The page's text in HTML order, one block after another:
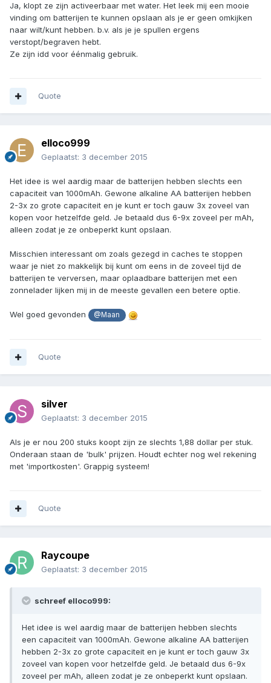
Ja, klopt ze zijn activeerbaar met water. Het leek mij een mooie
vinding om batterijen te kunnen opslaan als je er geen omkijken
naar wilt/kunt hebben. b.v. als je je spullen ergens
verstopt/begraven hebt.
Ze zijn idd voor éénmalig gebruik.
Quote
elloco999
Geplaatst: 3 december 2015
Het idee is wel aardig maar de batterijen hebben slechts een
capaciteit van 1000mAh. Gewone alkaline AA batterijen hebben
2-3x zo grote capaciteit en je kunt er toch gauw 3x zoveel van
kopen voor hetzelfde geld. Je betaald dus 6-9x zoveel per mAh,
alleen zodat je ze onbeperkt kunt opslaan.
Misschien interessant om zoals gezegd in caches te stoppen
waar je niet zo makkelijk bij kunt om eens in de zoveel tijd de
batterijen te verversen, maar oplaadbare batterijen met een
zonnelader lijken mij in de meeste gevallen een betere optie.
Wel goed gevonden @Maan
Quote
silver
Geplaatst: 3 december 2015
Als je er nou 200 stuks koopt zijn ze slechts 1,88 dollar per stuk.
Onderaan staan de 'bulk' prijzen. Houdt echter nog wel rekening
met 'importkosten'. Grappig systeem!
Quote
Raycoupe
Geplaatst: 3 december 2015
schreef elloco999:
Het idee is wel aardig maar de batterijen hebben slechts
een capaciteit van 1000mAh. Gewone alkaline AA batterijen
hebben 2-3x zo grote capaciteit en je kunt er toch gauw 3x
zoveel van kopen voor hetzelfde geld. Je betaald dus 6-9x
zoveel per mAh, alleen zodat je ze onbeperkt kunt opslaan.